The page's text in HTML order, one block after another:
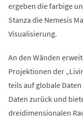
ergeben die farbige
Stanza die Nemesis
Visualisierung.
An den Wänden
Projektionen der
teils auf globale
Daten zurück und
dreidimensionalen